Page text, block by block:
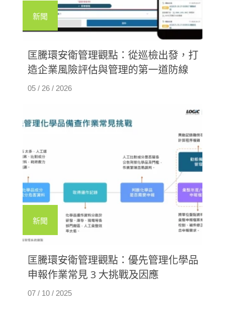
新聞
匡騰環安衛管理觀點：從巡檢出發，打
造企業風險評估與管理的第一道防線
05 / 26 / 2026
新聞
匡騰環安衛管理觀點：優先管理化學品
申報作業常見 3 大挑戰及因應
07 / 10 / 2025